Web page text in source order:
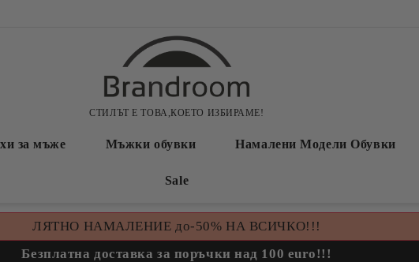
СТИЛЪТ Е ТОВА,КОЕТО ИЗБИРАМЕ!
за мъже Мъжки обувки Намалени Модели Обувки
Sale
ЛЯТНО НАМАЛЕНИЕ до-50% НА ВСИЧКО!!!
Безплатна доставка за поръчки над 100 euro!!!